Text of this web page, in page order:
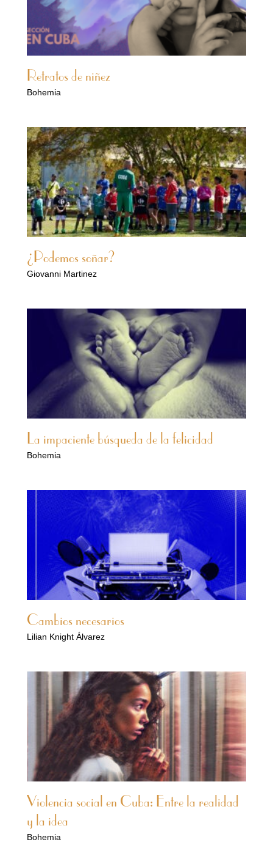
Retratos de niñez
Bohemia
¿Podemos soñar?
Giovanni Martinez
La impaciente búsqueda de la felicidad
Bohemia
Cambios necesarios
Lilian Knight Álvarez
Violencia social en Cuba: Entre la realidad
y la idea
Bohemia